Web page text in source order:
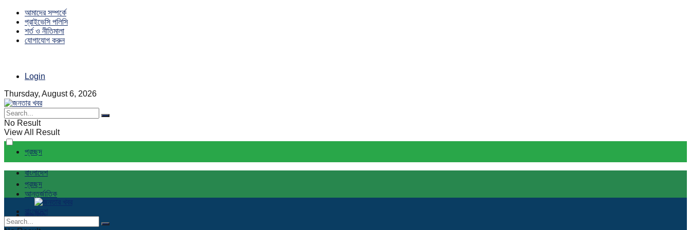
আমাদের সম্পর্কে
প্রাইভেসি পলিসি
শর্ত ও নীতিমালা
যোগাযোগ করুন
Login
Thursday, August 6, 2026
No Result
View All Result
প্রচ্ছদ
বাংলাদেশ
আন্তর্জাতিক
রাজনীতি
প্রচ্ছদ
বাংলাদেশ